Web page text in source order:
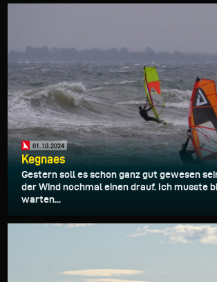
01.10.2024
Kegnaes
Gestern soll es schon ganz gut gewesen
der Wind nochmal einen drauf. Ich musste
warten...